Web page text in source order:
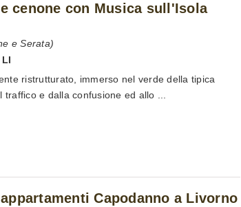
cenone con Musica sull'Isola
e Serata)
LI
ristrutturato, immerso nel verde della tipica
e dalla confusione ed allo ...
Capodanno a Livorno